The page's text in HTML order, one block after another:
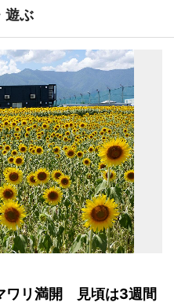
遊ぶ
ワリ満開 見頃は3週間